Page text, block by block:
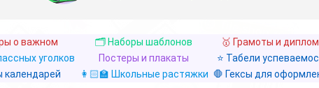
о важном 🗂️ Наборы шаблонов 🥇 Грамоты и
уголков Постеры и плакаты ⭐ Табели
календарей 👩🏻‍🏫 Школьные растяжки 🛑 Гексы для